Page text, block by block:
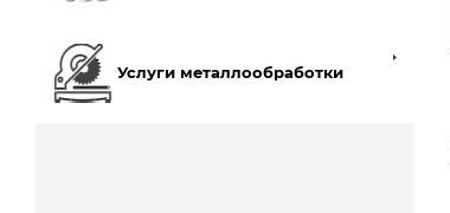
Услуги металлообработки